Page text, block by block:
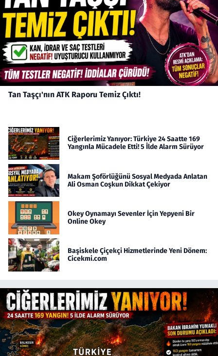
Tan Taşçı'nın ATK Raporu Temiz Çıktı!
Ciğerlerimiz Yanıyor: Türkiye 24 Saatte 169
Yangınla Mücadele Etti! 5 İlde Alarm Sürüyor
Makam Şoförlüğünü Sosyal Medyada Anlatan
Ali Osman Coşkun Dikkat Çekiyor
Okey Oynamayı Sevenler İçin Yepyeni Bir
Online Okey
Başiskele Çiçekçi Hizmetlerinde Yeni Dönem:
Cicekmi.com